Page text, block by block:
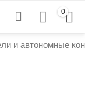
0
и автономные